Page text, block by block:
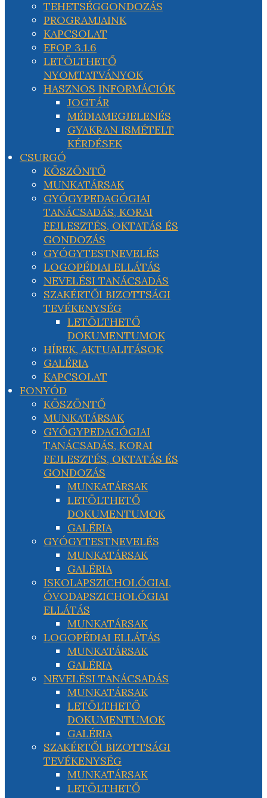
TEHETSÉGGONDOZÁS
PROGRAMJAINK
KAPCSOLAT
EFOP 3.1.6
LETÖLTHETŐ
NYOMTATVÁNYOK
HASZNOS INFORMÁCIÓK
JOGTÁR
MÉDIAMEGJELENÉS
GYAKRAN ISMÉTELT
KÉRDÉSEK
CSURGÓ
KÖSZÖNTŐ
MUNKATÁRSAK
GYÓGYPEDAGÓGIAI
TANÁCSADÁS, KORAI
FEJLESZTÉS, OKTATÁS ÉS
GONDOZÁS
GYÓGYTESTNEVELÉS
LOGOPÉDIAI ELLÁTÁS
NEVELÉSI TANÁCSADÁS
SZAKÉRTŐI BIZOTTSÁGI
TEVÉKENYSÉG
LETÖLTHETŐ
DOKUMENTUMOK
HÍREK, AKTUALITÁSOK
GALÉRIA
KAPCSOLAT
FONYÓD
KÖSZÖNTŐ
MUNKATÁRSAK
GYÓGYPEDAGÓGIAI
TANÁCSADÁS, KORAI
FEJLESZTÉS, OKTATÁS ÉS
GONDOZÁS
MUNKATÁRSAK
LETÖLTHETŐ
DOKUMENTUMOK
GALÉRIA
GYÓGYTESTNEVELÉS
MUNKATÁRSAK
GALÉRIA
ISKOLAPSZICHOLÓGIAI,
ÓVODAPSZICHOLÓGIAI
ELLÁTÁS
MUNKATÁRSAK
LOGOPÉDIAI ELLÁTÁS
MUNKATÁRSAK
GALÉRIA
NEVELÉSI TANÁCSADÁS
MUNKATÁRSAK
LETÖLTHETŐ
DOKUMENTUMOK
GALÉRIA
SZAKÉRTŐI BIZOTTSÁGI
TEVÉKENYSÉG
MUNKATÁRSAK
LETÖLTHETŐ